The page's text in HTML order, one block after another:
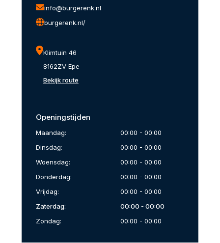
info@burgerenk.nl
burgerenk.nl/
Klimtuin 46
8162ZV Epe
Bekijk route
Openingstijden
Maandag:
00:00 - 00:00
Dinsdag:
00:00 - 00:00
Woensdag:
00:00 - 00:00
Donderdag:
00:00 - 00:00
Vrijdag:
00:00 - 00:00
Zaterdag:
00:00 - 00:00
Zondag:
00:00 - 00:00